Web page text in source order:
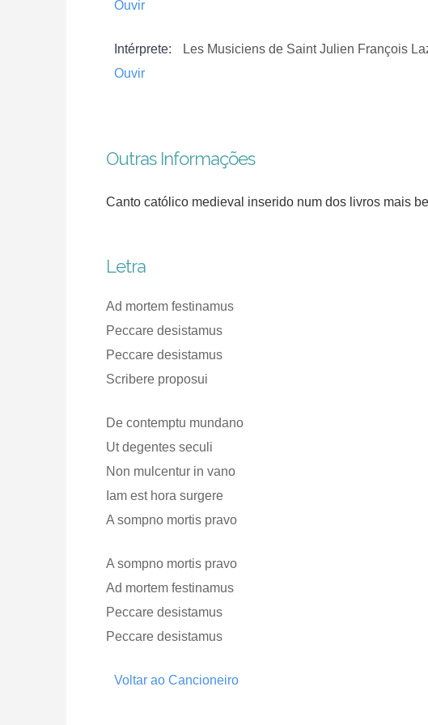
Ouvir
Intérprete:
Les Musiciens de Saint Julien François
Ouvir
Outras Informações
Canto católico medieval inserido num dos livros mais
Letra
Ad mortem festinamus
Peccare desistamus
Peccare desistamus
Scribere proposui
De contemptu mundano
Ut degentes seculi
Non mulcentur in vano
Iam est hora surgere
A sompno mortis pravo
A sompno mortis pravo
Ad mortem festinamus
Peccare desistamus
Peccare desistamus
Voltar ao Cancioneiro